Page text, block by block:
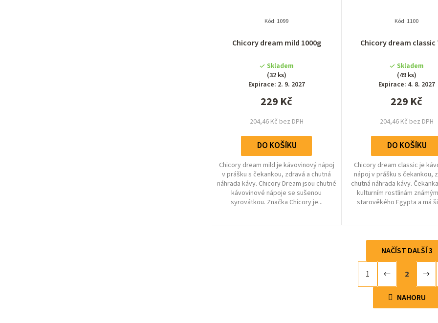
Chicory dream mild 1000g
hodnocení
je
4,9
z
5
Skladem
(32 ks)
Expirace: 2. 9. 2027
204,46 Kč bez DPH
229 Kč
DO KOŠÍKU
Chicory dream mild je kávovinový nápoj
v prášku s čekankou, zdravá a chutná
náhrada kávy. Chicory Dream jsou chutné
kávovinové nápoje se sušenou
syrovátkou. Značka Chicory je...
Kód: 1099
Chicory dream classic
je
4,9
z
5
Skladem
(49 ks)
Expirace: 4. 8. 2027
204,46 Kč bez DPH
229 Kč
DO KOŠÍKU
Chicory dream classic je
nápoj v prášku s čekankou,
chutná náhrada kávy.
kulturním rostlinám
starověkého Egypta a má
Kód: 1100
O
v
l
NAČÍST DALŠÍ 3
t
á
1 2
NAHORU